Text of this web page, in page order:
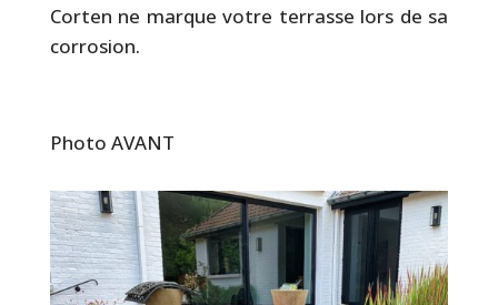
Corten ne marque votre terrasse lors de sa
corrosion.
Photo AVANT